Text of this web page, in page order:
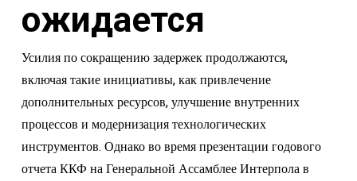
ожидается
Усилия по сокращению задержек продолжаются,
включая такие инициативы, как привлечение
дополнительных ресурсов, улучшение внутренних
процессов и модернизация технологических
инструментов. Однако во время презентации годового
отчета ККФ на Генеральной Ассамблее Интерпола в